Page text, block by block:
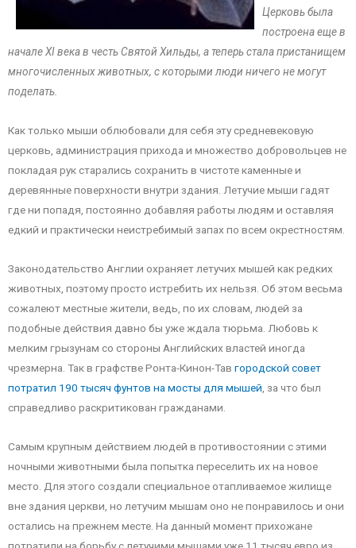
Церковь была
построена еще в
начале XI века в честь Святой Хильды, а теперь стала пристанищем
многочисленных животных, с которыми люди ничего не могут
поделать.
Как только мыши облюбовали для себя эту средневековую
церковь, администрация прихода и множество добровольцев не
покладая рук старались сохранить в чистоте каменные и
деревянные поверхности внутри здания. Летучие мыши гадят
где ни попадя, постоянно добавляя работы людям и оставляя
едкий и практически неистребимый запах по всем окрестностям.
Законодательство Англии охраняет летучих мышей как редких
животных, поэтому просто истребить их нельзя. Об этом весьма
сожалеют местные жители, ведь, по их словам, людей за
подобные действия давно бы уже ждала тюрьма. Любовь к
мелким грызунам со стороны Английских властей иногда
чрезмерна. Так в графстве Ронта-Кинон-Тав городской совет
потратил 190 тысяч фунтов на мосты для мышей , за что был
справедливо раскритикован гражданами.
Самым крупным действием людей в противостоянии с этими
ночными животными была попытка переселить их на новое
место. Для этого создали специальное отапливаемое жилище
вне здания церкви, но летучим мышам оно не понравилось и они
остались на прежнем месте. На данный момент прихожане